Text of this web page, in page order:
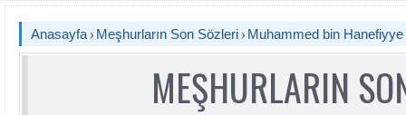
Anasayfa Meşhurların Son Sözleri Muhammed bin Hanefiyye
MEŞHURLARIN